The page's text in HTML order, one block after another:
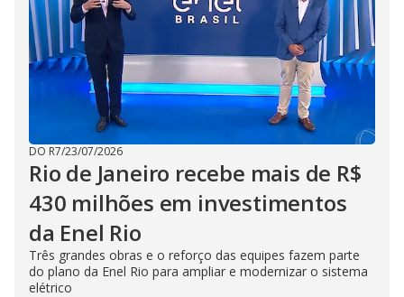
DO R7/23/07/2026
Rio de Janeiro recebe mais de R$
430 milhões em investimentos
da Enel Rio
Três grandes obras e o reforço das equipes fazem parte
do plano da Enel Rio para ampliar e modernizar o sistema
elétrico